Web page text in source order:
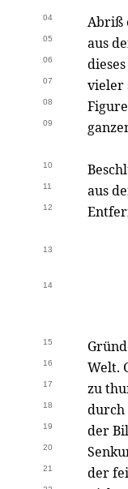
04 Abriß
05 aus
06
07 vieler
08
09
10
11 aus
12
13
14
15
16 Welt.
17 zu
18 durch
19 der
20
21 der